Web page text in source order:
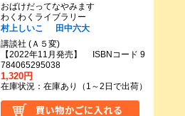
おばけだってなやみます
わくわくライブラリー
村上しいこ
田中六大
講談社 (Ａ５変)
【2022年11月発売】 ISBNコード 9
784065295038
1,320円
在庫状況：在庫あり（1～2日で出荷）